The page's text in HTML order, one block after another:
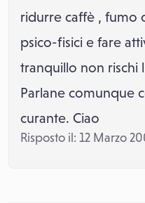
ridurre caffè , fumo
psico-fisici e fare
tranquillo non rischi
Parlane comunque
curante. Ciao
Risposto il: 12 Marzo